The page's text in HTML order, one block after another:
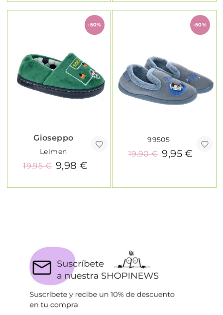
-50%
Gioseppo
Leimen
9,98 €
19,95 €
-50%
99505
9,95 €
19,90 €